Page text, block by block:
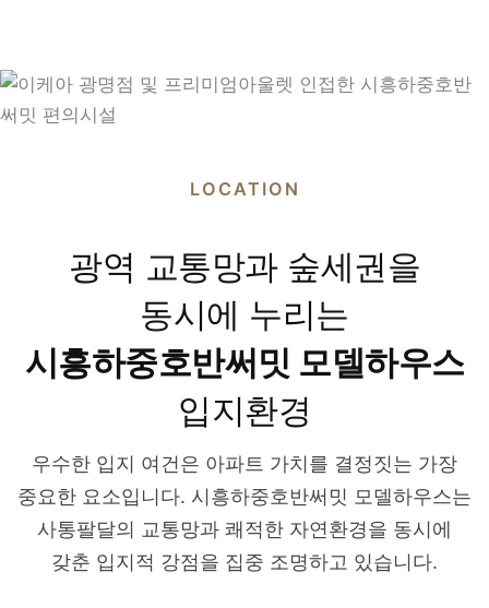
LOCATION
광역 교통망과 숲세권을
동시에 누리는
시흥하중호반써밋 모델하우스
입지환경
우수한 입지 여건은 아파트 가치를 결정짓는 가장
중요한 요소입니다. 시흥하중호반써밋 모델하우스는
사통팔달의 교통망과 쾌적한 자연환경을 동시에
갖춘 입지적 강점을 집중 조명하고 있습니다.